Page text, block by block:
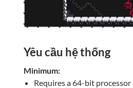
Yêu cầu hệ thống
Minimum:
Requires a 64-bit